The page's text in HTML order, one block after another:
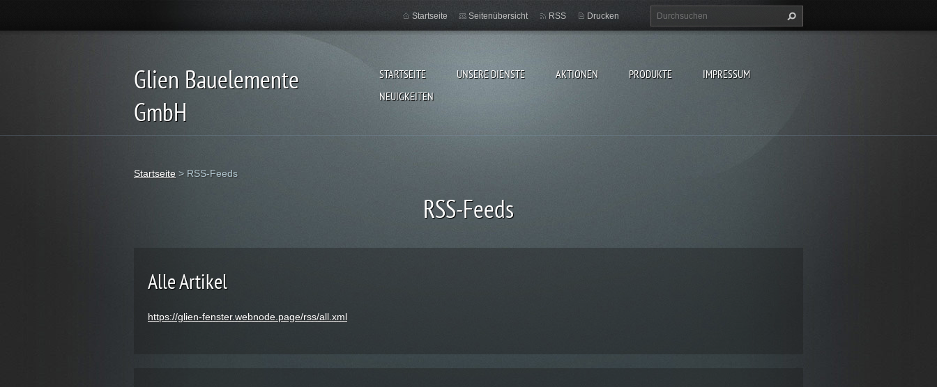
Glien Bauelemente
GmbH
STARTSEITE UNSERE DIENSTE AKTIONEN PRODUKTE
IMPRESSUM
NEUIGKEITEN
Startseite Seitenübersicht RSS Drucken
Startseite > RSS-Feeds
RSS-Feeds
Alle Artikel
https://glien-fenster.webnode.page/rss/all.xml